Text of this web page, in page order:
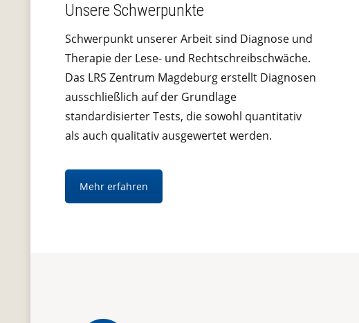
Unsere Schwerpunkte
Schwerpunkt unserer Arbeit sind Diagnose und
Therapie der Lese- und Rechtschreibschwäche.
Das LRS Zentrum Magdeburg erstellt Diagnosen
ausschließlich auf der Grundlage
standardisierter Tests, die sowohl quantitativ
als auch qualitativ ausgewertet werden.
Mehr erfahren